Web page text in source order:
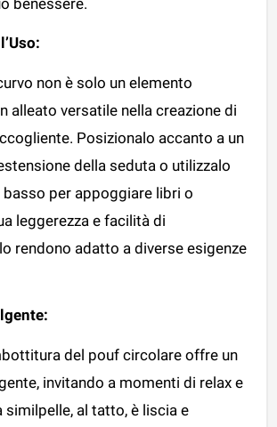
non è solo un elemento
alleato versatile nella creazione di
Posizionalo accanto a un
della seduta o utilizzalo
per appoggiare libri o
leggerezza e facilità di
rendono adatto a diverse esigenze
del pouf circolare offre un
invitando a momenti di relax e
similpelle, al tatto, è liscia e